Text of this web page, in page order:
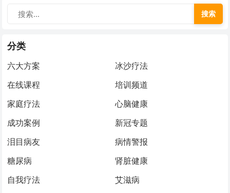
搜索
分类
六大方案
冰沙疗法
在线课程
培训频道
家庭疗法
心脑健康
成功案例
新冠专题
泪目病友
病情警报
糖尿病
肾脏健康
自我疗法
艾滋病